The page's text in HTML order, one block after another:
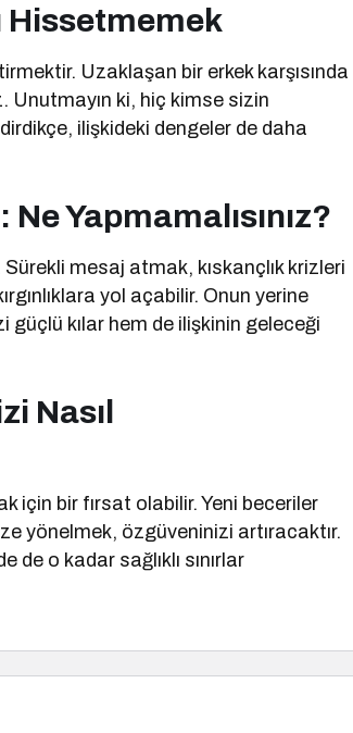
Hissetmemek
Uzaklaşan bir erkek karşısında
Unutmayın ki, hiç kimse sizin
ilişkideki dengeler de daha
Yapmamalısınız?
mesaj atmak, kıskançlık krizleri
yol açabilir. Onun yerine
güçlü kılar hem de ilişkinin geleceği
Nasıl
için bir fırsat olabilir. Yeni beceriler
yönelmek, özgüveninizi artıracaktır.
o kadar sağlıklı sınırlar